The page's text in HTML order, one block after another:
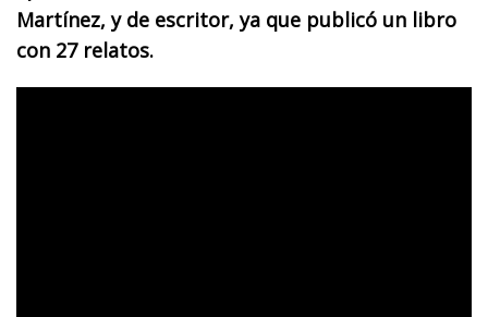
Martínez, y de escritor, ya que publicó un libro
con 27 relatos.